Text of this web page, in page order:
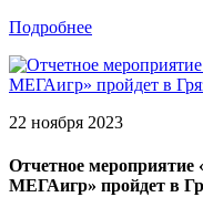
Подробнее
22 ноября 2023
Отчетное мероприятие
МЕГАигр» пройдет в